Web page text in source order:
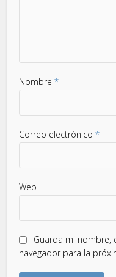
Nombre*
Correo electrónico*
Web
Guarda mi nombre,
navegador para la